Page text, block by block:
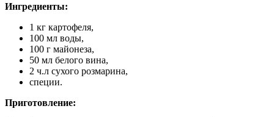
Ингредиенты:
1 кг картофеля,
100 мл воды,
100 г майонеза,
50 мл белого вина,
2 ч.л сухого розмарина,
специи.
Приготовление: